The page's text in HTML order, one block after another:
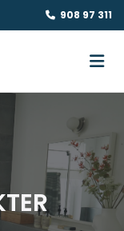
 908 97 311